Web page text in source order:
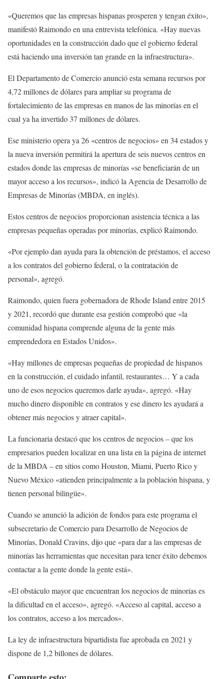
«Queremos que las empresas hispanas prosperen y tengan éxito»,
manifestó Raimondo en una entrevista telefónica. «Hay nuevas
oportunidades en la construcción dado que el gobierno federal
está haciendo una inversión tan grande en la infraestructura».
El Departamento de Comercio anunció esta semana recursos por
4,72 millones de dólares para ampliar su programa de
fortalecimiento de las empresas en manos de las minorías en el
cual ya ha invertido 37 millones de dólares.
Ese ministerio opera ya 26 «centros de negocios» en 34 estados y
la nueva inversión permitirá la apertura de seis nuevos centros en
estados donde las empresas de minorías «se beneficiarán de un
mayor acceso a los recursos», indicó la Agencia de Desarrollo de
Empresas de Minorías (MBDA, en inglés).
Estos centros de negocios proporcionan asistencia técnica a las
empresas pequeñas operadas por minorías, explicó Raimondo.
«Por ejemplo dan ayuda para la obtención de préstamos, el acceso
a los contratos del gobierno federal, o la contratación de
personal», agregó.
Raimondo, quien fuera gobernadora de Rhode Island entre 2015
y 2021, recordó que durante esa gestión comprobó que «la
comunidad hispana comprende alguna de la gente más
emprendedora en Estados Unidos».
«Hay millones de empresas pequeñas de propiedad de hispanos
en la construcción, el cuidado infantil, restaurantes… Y a cada
uno de esos negocios queremos darle ayuda», agregó. «Hay
mucho dinero disponible en contratos y ese dinero les ayudará a
obtener más negocios y atraer capital».
La funcionaria destacó que los centros de negocios – que los
empresarios pueden localizar en una lista en la página de internet
de la MBDA – en sitios como Houston, Miami, Puerto Rico y
Nuevo México «atienden principalmente a la población hispana, y
tienen personal bilingüe».
Cuando se anunció la adición de fondos para este programa el
subsecretario de Comercio para Desarrollo de Negocios de
Minorías, Donald Cravins, dijo que «para dar a las empresas de
minorías las herramientas que necesitan para tener éxito debemos
contactar a la gente donde la gente está».
«El obstáculo mayor que encuentran los negocios de minorías es
la dificultad en el acceso», agregó. «Acceso al capital, acceso a
los contratos, acceso a los mercados».
La ley de infraestructura bipartidista fue aprobada en 2021 y
dispone de 1,2 billones de dólares.